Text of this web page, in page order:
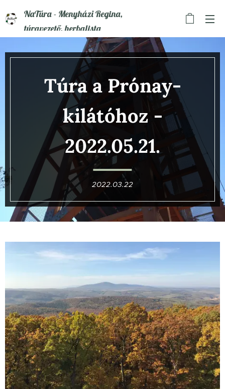
NaTúra - Menyházi Regina,
túravezető, herbalista
Túra a Prónay-
kilátóhoz-
2022.05.21.
2022.03.22